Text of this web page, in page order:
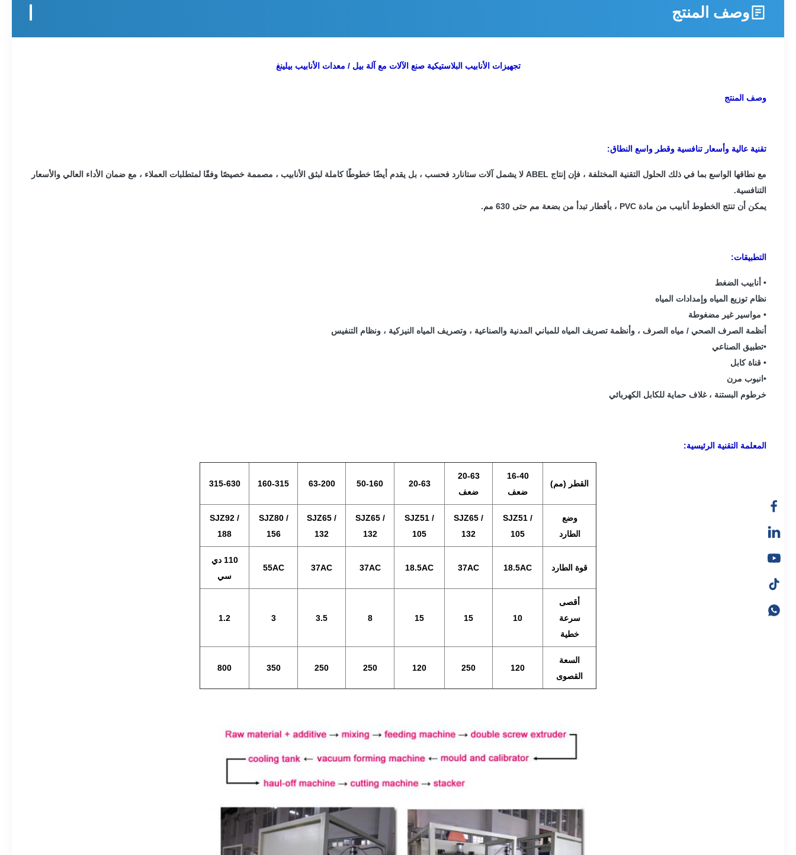
وصف المنتج
تجهيزات الأنابيب البلاستيكية صنع الآلات مع آلة بيل / معدات الأنابيب بيلينغ
وصف المنتج
تقنية عالية وأسعار تنافسية وقطر واسع النطاق:
مع نطاقها الواسع بما في ذلك الحلول التقنية المختلفة ، فإن إنتاج ABEL لا يشمل آلات ستانارد فحسب ، بل يقدم أيضًا خطوطًا كاملة لبثق الأنابيب ، مصممة خصيصًا وفقًا لمتطلبات العملاء ، مع ضمان الأداء العالي والأسعار
التنافسية.
يمكن أن تنتج الخطوط أنابيب من مادة PVC ، بأقطار تبدأ من بضعة مم حتى 630 مم.
التطبيقات:
• أنابيب الضغط
نظام توزيع المياه وإمدادات المياه
• مواسير غير مضغوطة
أنظمة الصرف الصحي / مياه الصرف ، وأنظمة تصريف المياه للمباني المدنية والصناعية ، وتصريف المياه النيزكية ، ونظام التنفيس
•تطبيق الصناعي
• قناة كابل
•انبوب مرن
خرطوم البستنة ، غلاف حماية للكابل الكهربائي
المعلمة التقنية الرئيسية:
القطر (مم)
16-40
ضعف
20-63
ضعف
20-63
50-160
63-200
160-315
315-630
وضع
الطارد
SJZ51 /
105
SJZ65 /
132
SJZ51 /
105
SJZ65 /
132
SJZ65 /
132
SJZ80 /
156
SJZ92 /
188
قوة الطارد 18.5AC
37AC
18.5AC
37AC
37AC
55AC
110 دي
سي
أقصى
سرعة
خطية
10
15
15
8
3.5
3
1.2
السعة
القصوى
120
250
120
250
250
350
800